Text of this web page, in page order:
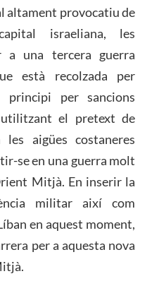
altament provocatiu de
israeliana, les
a una tercera guerra
està recolzada per
per sancions
utilitzant el pretext de
aigües costaneres
se en una guerra molt
Mitjà. En inserir la
militar així com
en aquest moment,
per a aquesta nova